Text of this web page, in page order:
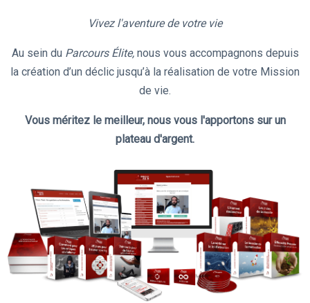
Vivez l'aventure de votre vie
Au sein du Parcours Élite,nous vous accompagnons depuis
la création d’un déclic jusqu’à la réalisation de votre Mission
de vie.
Vous méritez le meilleur, nous vous l'apportons sur un
plateau d'argent.